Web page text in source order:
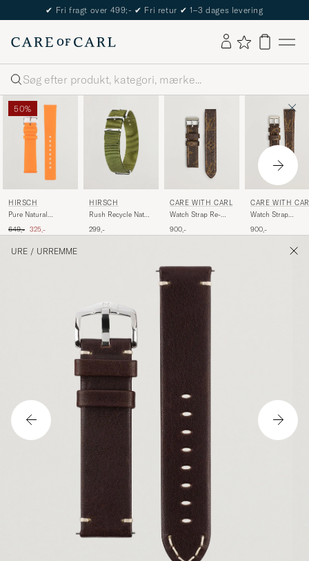
The Care of Carl Passport
Søg
50%
HIRSCH
Pure Natural
Orange
Ordinary pris
649,- Nedsat pris
325,-
HIRSCH
Rush Recycle Nato
299,-
CARE WITH CARL
Watch Strap Re-
Monogram
900,-
CARE WITH
Watch Strap
Vuitton 20/16 mm
900,-
URE / URREMME